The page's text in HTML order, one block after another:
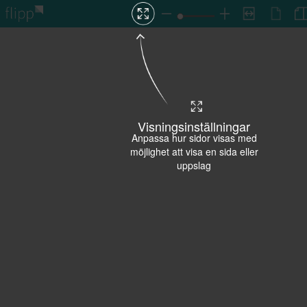
Visningsinställningar
Anpassa hur sidor visas med
möjlighet att visa en sida eller
uppslag